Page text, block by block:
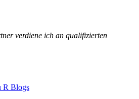
verdiene ich an qualifizierten
R Blogs